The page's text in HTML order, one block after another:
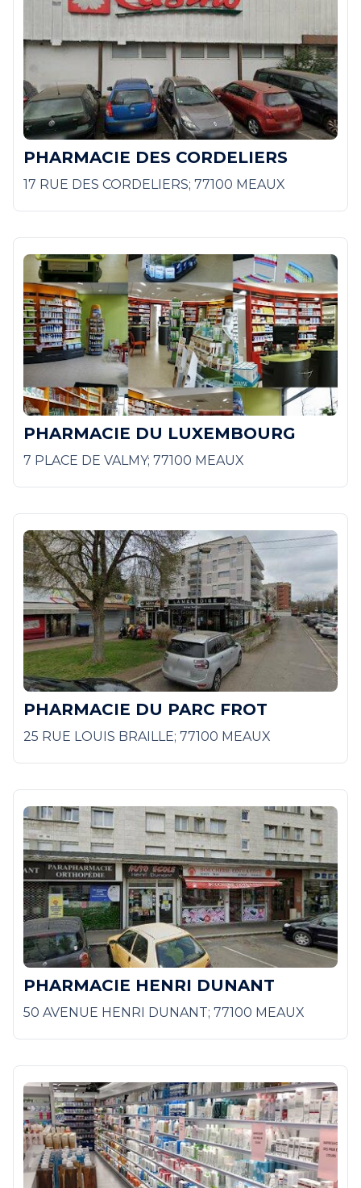
PHARMACIE DES CORDELIERS
17 RUE DES CORDELIERS; 77100 MEAUX
PHARMACIE DU LUXEMBOURG
7 PLACE DE VALMY; 77100 MEAUX
PHARMACIE DU PARC FROT
25 RUE LOUIS BRAILLE; 77100 MEAUX
PHARMACIE HENRI DUNANT
50 AVENUE HENRI DUNANT; 77100 MEAUX